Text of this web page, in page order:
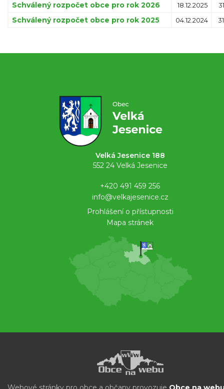
Schválený rozpočet obce pro rok 2026 18.12.2025
Schválený rozpočet obce pro rok 2025 04.12.2024
Velká Jesenice 188
552 24 Velká Jesenice
+420 491 459 256
info@velkajesenice.cz
Prohlášení o přístupnosti
Mapa stránek